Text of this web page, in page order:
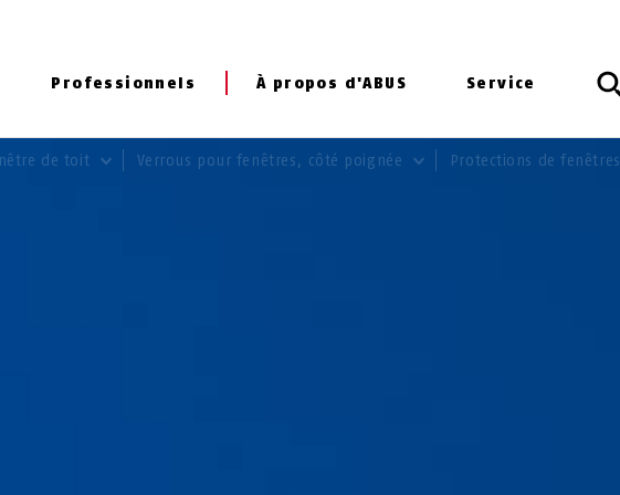
Professionnels À propos d'ABUS Service
de toit Verrous pour fenêtres, côté poignée Protections de fenêtres